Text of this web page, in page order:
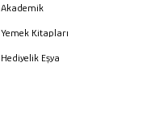
Akademik
Yemek Kitapları
Hediyelik Eşya